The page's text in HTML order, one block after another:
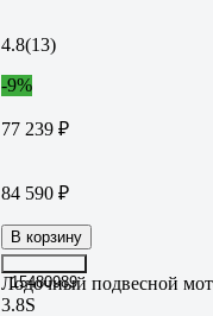
4.8(13)
-9%
77 239 ₽
84 590 ₽
В корзину
15480989
Лодочный подвесной
3.8S